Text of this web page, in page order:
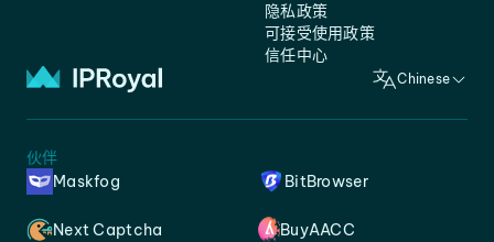
隐私政策
可接受使用政策
信任中心
Chinese
伙伴
Maskfog
BitBrowser
Next Captcha BuyAACC